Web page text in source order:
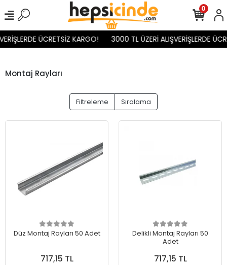
ÜCRETSİZ KARGO! 3000 TL ÜZERİ ALIŞVERİŞLERDE
0
Montaj Rayları
Filtreleme Sıralama
Düz Montaj Rayları 50 Adet
717,15 TL
Delikli Montaj Rayları 50
Adet
717,15 TL